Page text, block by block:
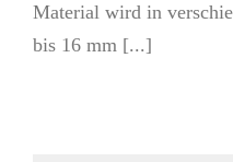
Material wird in
bis 16 mm [...]